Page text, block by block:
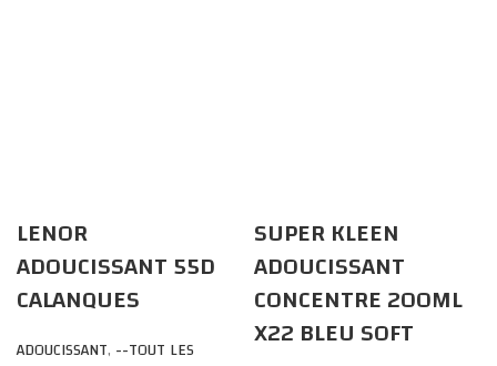
LENOR
ADOUCISSANT 55D
CALANQUES
ADOUCISSANT, --TOUT LES
SUPER KLEEN
ADOUCISSANT
CONCENTRE 200ML
X22 BLEU SOFT